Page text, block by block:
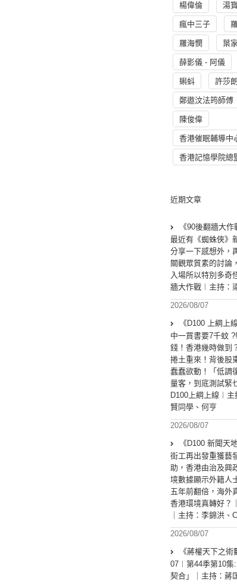
楊偉倫 湯
瘋中三子
羅海憫 葉
薛影儀 - 阿儀
蝌蚪 許莎朗
鄭遨汶法筠師傅
陳俊偉
香港催眠輔導中
香港記憶學院總
近期文章
《90後翻牆大作
最近有《蜘蛛俠》
分享一下感想外，
關觀眾質素的討論
入場所以特別多奇
牆大作戰︱主持：
2026/08/07
《D100 上綱上
中一買書要7千蚊
錢！香港幾時做到
捲土重來！背後股
蠢蠢欲動！「低調
量客，到底測試緊
D100上綱上線︱
賢同學、何亨
2026/08/07
《D100 新聞天
街工再出發重獲藝
助，香港由治及興
境數據顯示外籍人
五年前翻倍，海外
香港環境真轉好？
｜主持：李錦洪、
2026/08/07
《蔣權天下之
07︱第44季第10集
契合」｜主持：蔣